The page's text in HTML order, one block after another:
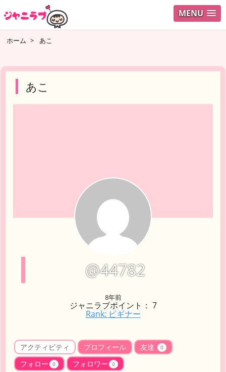
MENU ログイ
ホーム > あこ
あこ
@44782
8年前
ジャニラブポイント： 7
Rank: ビギナー
アクティビティ プロフィール 友達 0
フォロー 0 フォロワー 0